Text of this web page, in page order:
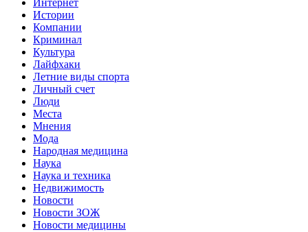
Интернет
Истории
Компании
Криминал
Культура
Лайфхаки
Летние виды спорта
Личный счет
Люди
Места
Мнения
Мода
Народная медицина
Наука
Наука и техника
Недвижимость
Новости
Новости ЗОЖ
Новости медицины